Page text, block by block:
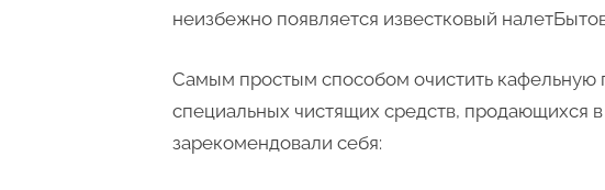
неизбежно появляется известковый
Самым простым способом очистить кафельную
специальных чистящих средств, продающихся
зарекомендовали себя: